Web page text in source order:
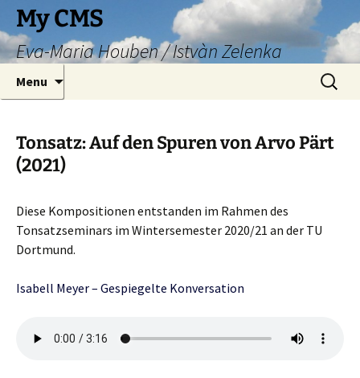
Skip
to
content
My CMS
Eva-Maria Houben / Istvàn Zelenka
Menu
Search
for:
Tonsatz: Auf den Spuren von Arvo Pärt
(2021)
Diese Kompositionen entstanden im Rahmen des
Tonsatzseminars im Wintersemester 2020/21 an der TU
Dortmund.
Isabell Meyer – Gespiegelte Konversation